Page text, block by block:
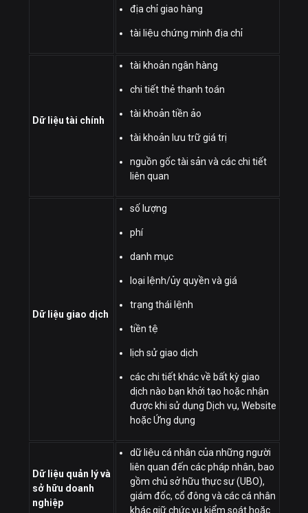
địa chỉ giao hàng
tài liệu chứng minh địa chỉ
Dữ liệu tài chính
tài khoản ngân hàng
chi tiết thẻ thanh toán
tài khoản tiền ảo
tài khoản lưu trữ giá trị
nguồn gốc tài sản và các chi tiết
liên quan
Dữ liệu giao dịch
số lượng
phí
danh mục
loại lệnh/ủy quyền và giá
trạng thái lệnh
tiền tệ
lịch sử giao dịch
các chi tiết khác về bất kỳ giao
dịch nào bạn khởi tạo hoặc nhận
được khi sử dụng Dịch vụ, Website
hoặc Ứng dụng
Dữ liệu quản lý và
sở hữu doanh
nghiệp
dữ liệu cá nhân của những người
liên quan đến các pháp nhân, bao
gồm chủ sở hữu thực sự (UBO),
giám đốc, cổ đông và các cá nhân
khác giữ chức vụ kiểm soát hoặc